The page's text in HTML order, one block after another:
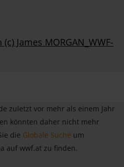
James MORGAN_WWF-
zuletzt vor mehr als einem Jahr
könnten daher nicht mehr
die Globale Suche um
auf wwf.at zu finden.